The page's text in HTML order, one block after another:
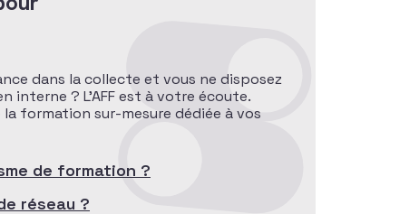
dans la collecte et vous ne disposez
interne ? L’AFF est à votre écoute.
formation sur-mesure dédiée à vos
de formation ?
réseau ?